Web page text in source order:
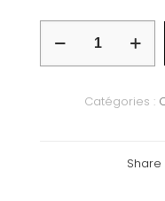
Catégories :
Share